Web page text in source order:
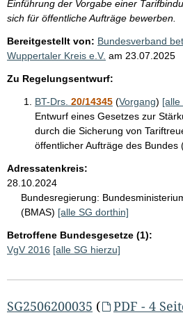
Einführung der Vorgabe einer
sich für öffentliche Aufträge bewerben.
Bereitgestellt von: Bundesverband
Wuppertaler Kreis e.V. am 23.07.2025
Zu Regelungsentwurf:
BT-Drs. 20/14345 (Vorgang) [alle
Entwurf eines Gesetzes zur
durch die Sicherung von
öffentlicher Aufträge des Bundes
Adressatenkreis:
28.10.2024
Bundesregierung:
(BMAS) [alle SG dorthin]
Betroffene Bundesgesetze (1):
VgV 2016 [alle SG hierzu]
SG2506200035 ( PDF - 4